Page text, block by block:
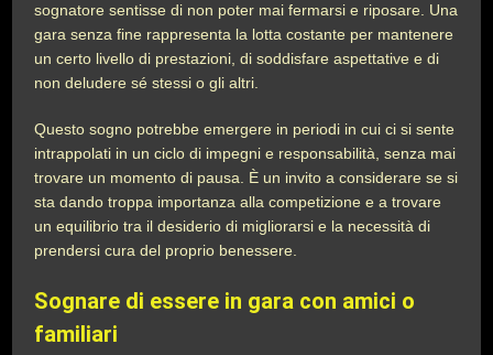
sognatore sentisse di non poter mai fermarsi e riposare. Una
gara senza fine rappresenta la lotta costante per mantenere
un certo livello di prestazioni, di soddisfare aspettative e di
non deludere sé stessi o gli altri.
Questo sogno potrebbe emergere in periodi in cui ci si sente
intrappolati in un ciclo di impegni e responsabilità, senza mai
trovare un momento di pausa. È un invito a considerare se si
sta dando troppa importanza alla competizione e a trovare
un equilibrio tra il desiderio di migliorarsi e la necessità di
prendersi cura del proprio benessere.
Sognare di essere in gara con amici o
familiari